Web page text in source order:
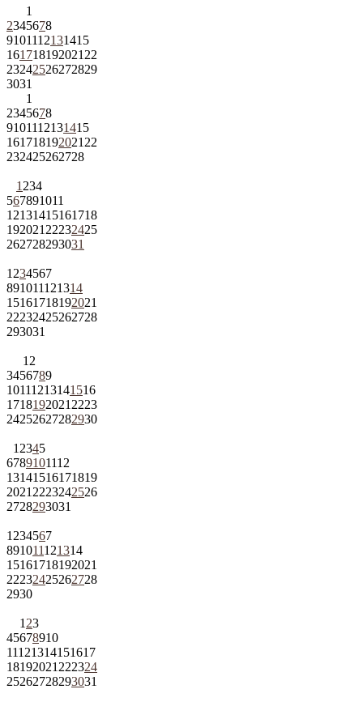
1
2345678
9101112131415
161718192021 22
23242526272829
3031
1
2345678
9101112131415
161718192021 22
232425262728
1 234
567891011
12131415161718
192021 22232425
262728293031
1 234567
891011121314
15161718192021
22232425262728
293031
1 2
3456789
10111213141516
1718192021 2223
24252627282930
1 2345
6789101112
13141516171819
2021 2223242526
2728293031
1 234567
891011121314
15161718192021
22232425262728
2930
1 23
45678910
11121314151617
18192021 222324
25262728293031